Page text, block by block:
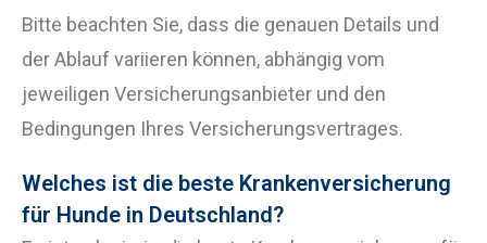
Bitte beachten Sie, dass die genauen Details und
der Ablauf variieren können, abhängig vom
jeweiligen Versicherungsanbieter und den
Bedingungen Ihres Versicherungsvertrages.
Welches ist die beste Krankenversicherung
für Hunde in Deutschland?